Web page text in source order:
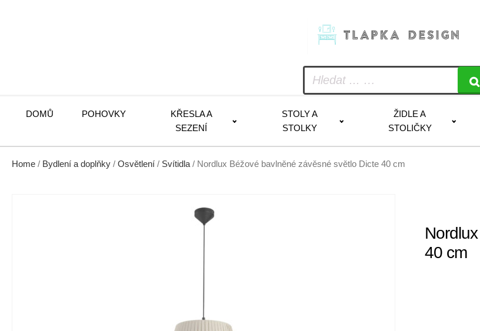
DOMŮ POHOVKY
KŘESLA A
SEZENÍ
STOLY A
STOLKY
ŽIDLE A
STOLIČKY
Home / Bydlení a doplňky / Osvětlení / Svítidla / Nordlux Béžové bavlněné závěsné světlo Dicte 40 cm
40 cm